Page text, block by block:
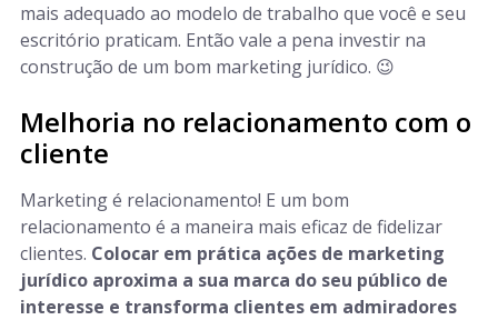
mais adequado ao modelo de trabalho que você e seu
escritório praticam. Então vale a pena investir na
construção de um bom marketing jurídico. 😉
Melhoria no relacionamento com o
cliente
Marketing é relacionamento! E um bom
relacionamento é a maneira mais eficaz de fidelizar
clientes. Colocar em prática ações de marketing
jurídico aproxima a sua marca do seu público de
interesse e transforma clientes em admiradores